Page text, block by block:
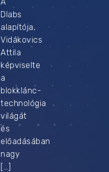
Dlabs
alapítója,
Vidákovics
Attila
képviselte
a
blokklánc-
technológia
világát
és
előadásában
nagy
[…]